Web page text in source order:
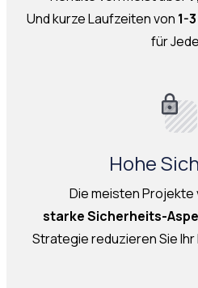
Und kurze Laufzeiten von 1-
für
Hohe
Die meisten
starkeSicherheits-
Strategie reduzieren Sie Ihr